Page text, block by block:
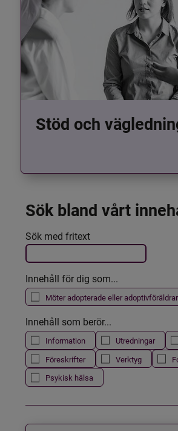
Stöd och
Sök bland vårt
Filtrera resultatet
Det här formuläret postas
Sök med fritext
Innehåll för dig som...
Möter adopterade eller
Innehåll som berör...
Information Utredningar
Föreskrifter
Verktyg
Psykisk hälsa